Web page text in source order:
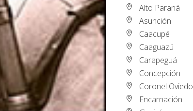
Alto Paraná
Asunción
Caacupé
Caaguazú
Carapeguá
Concepción
Coronel Oviedo
Encarnación